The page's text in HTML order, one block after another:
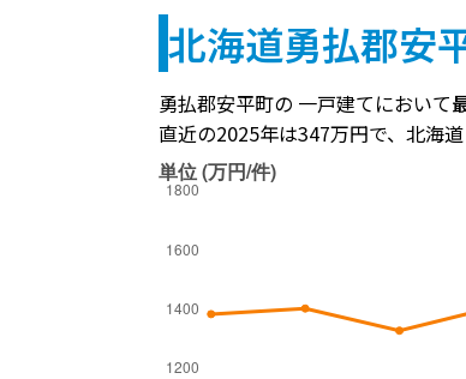
北海道勇払郡安
勇払郡安平町の 一戸建てにおいて
直近の2025年は347万円で、北海